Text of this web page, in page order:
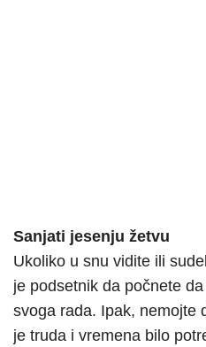
Sanjati jesenju žetvu
Ukoliko u snu vidite ili
je podsetnik da počnete
svoga rada. Ipak, nemojte
je truda i vremena bilo